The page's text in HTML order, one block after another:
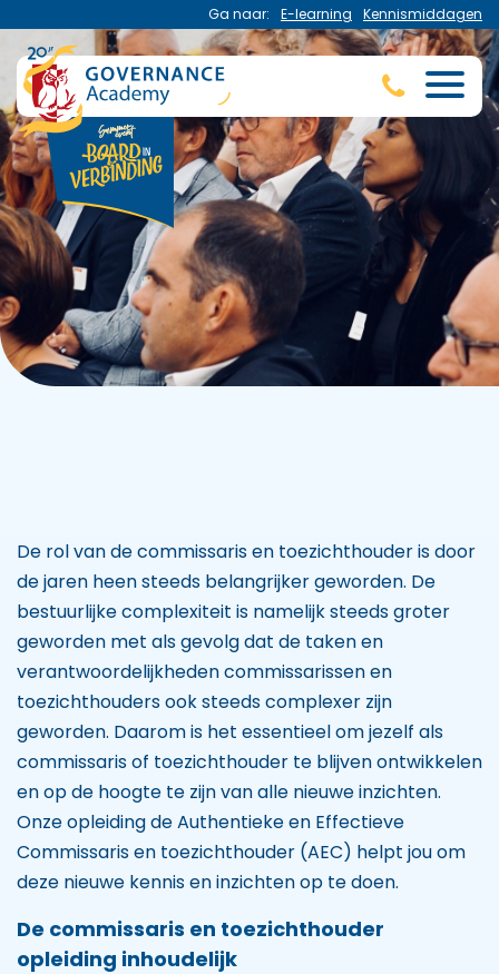
Ga naar: E-learning Kennismiddagen
De rol van de commissaris en toezichthouder is door
de jaren heen steeds belangrijker geworden. De
bestuurlijke complexiteit is namelijk steeds groter
geworden met als gevolg dat de taken en
verantwoordelijkheden commissarissen en
toezichthouders ook steeds complexer zijn
geworden. Daarom is het essentieel om jezelf als
commissaris of toezichthouder te blijven ontwikkelen
en op de hoogte te zijn van alle nieuwe inzichten.
Onze opleiding de Authentieke en Effectieve
Commissaris en toezichthouder (AEC) helpt jou om
deze nieuwe kennis en inzichten op te doen.
De commissaris en toezichthouder
opleiding inhoudelijk